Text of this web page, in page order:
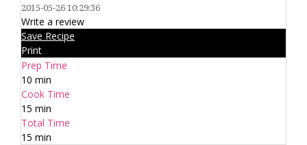
2015-05-26 10:29:36
Write a review
Save Recipe
Print
Prep Time
10 min
Cook Time
15 min
Total Time
15 min